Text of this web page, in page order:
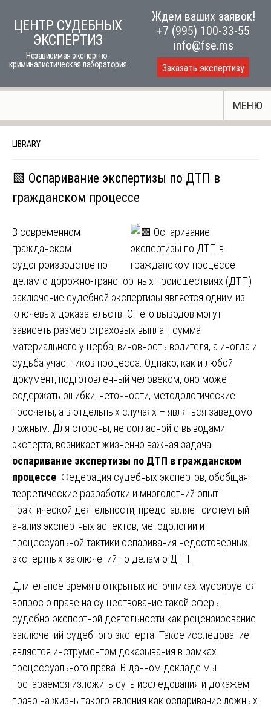
ЦЕНТР СУДЕБНЫХ
ЭКСПЕРТИЗ
Независимая экспертно-
криминалистическая лаборатория
Ждем ваших заявок!
+7 (995) 100-33-55
info@fse.ms
Заказать экспертизу
МЕНЮ
LIBRARY
🟩 Оспаривание экспертизы по ДТП в
гражданском процессе
В современном
гражданском
судопроизводстве по
делам о дорожно-транспортных происшествиях (ДТП)
заключение судебной экспертизы является одним из
ключевых доказательств. От его выводов могут
зависеть размер страховых выплат, сумма
материального ущерба, виновность водителя, а иногда и
судьба участников процесса. Однако, как и любой
документ, подготовленный человеком, оно может
содержать ошибки, неточности, методологические
просчеты, а в отдельных случаях – являться заведомо
ложным. Для стороны, не согласной с выводами
эксперта, возникает жизненно важная задача:
оспаривание экспертизы по ДТП в гражданском
процессе . Федерация судебных экспертов, обобщая
теоретические разработки и многолетний опыт
практической деятельности, представляет системный
анализ экспертных аспектов, методологии и
процессуальной тактики оспаривания недостоверных
экспертных заключений по делам о ДТП.
Длительное время в открытых источниках муссируется
вопрос о праве на существование такой сферы
судебно-экспертной деятельности как рецензирование
заключений судебного эксперта. Такое исследование
является инструментом доказывания в рамках
процессуального права. В данном докладе мы
постараемся изложить суть исследования и докажем
право на жизнь такого явления как оспаривание ложных